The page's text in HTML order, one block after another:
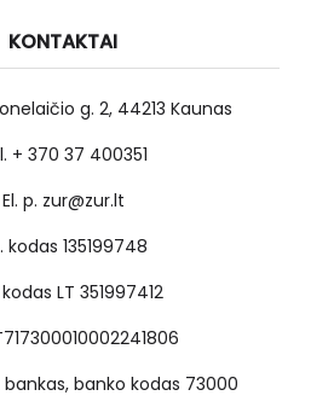
KONTAKTAI
g. 2, 44213 Kaunas
+ 370 37 400351
El. p. zur@zur.lt
kodas 135199748
LT 351997412
bankas, banko kodas 73000